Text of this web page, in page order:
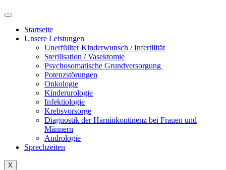
Startseite
Unsere Leistungen
Unerfüllter Kinderwunsch / Infertilität
Sterilisation / Vasektomie
Psychosomatische Grundversorgung
Potenzstörungen
Onkologie
Kinderurologie
Infektiologie
Krebsvorsorge
Diagnostik der Harninkontinenz bei Frauen und
Männern
Andrologie
Sprechzeiten
X